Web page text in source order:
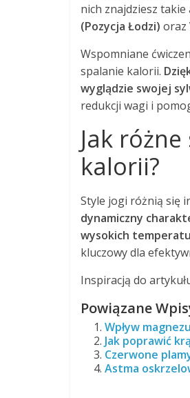
nich znajdziesz takie
(Pozycja Łodzi) oraz
Wspomniane
spalanie kalorii.
wyglądzie swojej
redukcji wagi i
Jak
kalorii?
Style jogi różnią się
dynamiczny
wysokich
kluczowy dla
Inspiracją do
Powiązane
Wpływ
Jak poprawić
Czerwone
Astma